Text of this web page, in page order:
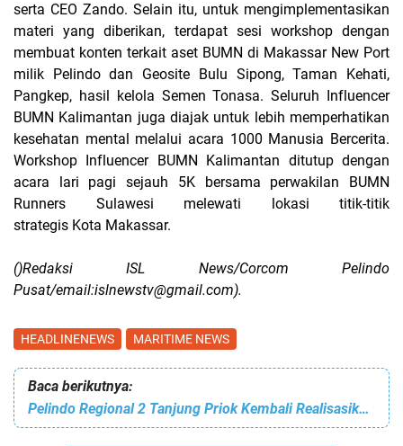
serta CEO Zando. Selain itu, untuk mengimplementasikan
materi yang diberikan, terdapat sesi workshop dengan
membuat konten terkait aset BUMN di Makassar New Port
milik Pelindo dan Geosite Bulu Sipong, Taman Kehati,
Pangkep, hasil kelola Semen Tonasa. Seluruh Influencer
BUMN Kalimantan juga diajak untuk lebih memperhatikan
kesehatan mental melalui acara 1000 Manusia Bercerita.
Workshop Influencer BUMN Kalimantan ditutup dengan
acara lari pagi sejauh 5K bersama perwakilan BUMN
Runners Sulawesi melewati lokasi titik-titik
strategis Kota Makassar.
()Redaksi ISL News/Corcom Pelindo
Pusat/email:islnewstv@gmail.com).
HEADLINENEWS MARITIME NEWS
Baca berikutnya:
Pelindo Regional 2 Tanjung Priok Kembali Realisasikan Program TJSL Bantuan Susu ke Ibu Hamil. Guna Cegah Stunting